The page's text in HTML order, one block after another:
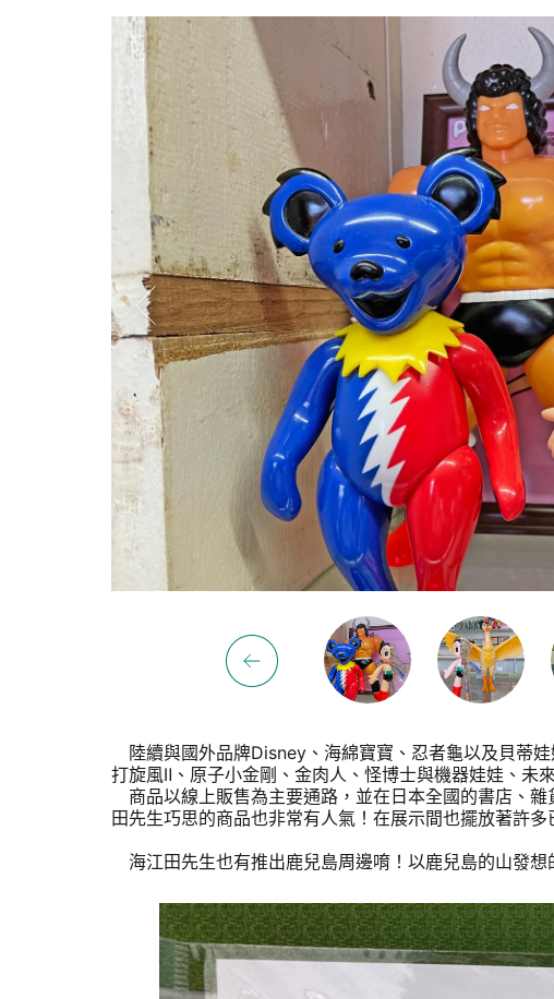
陸續與國外品牌Disney、海綿寶寶、忍者龜以及貝蒂
打旋風Ⅱ、原子小金剛、金肉人、怪博士與機器娃娃、未
商品以線上販售為主要通路，並在日本全國的書店、
田先生巧思的商品也非常有人氣！在展示間也擺放著許多
海江田先生也有推出鹿兒島周邊唷！以鹿兒島的山發想